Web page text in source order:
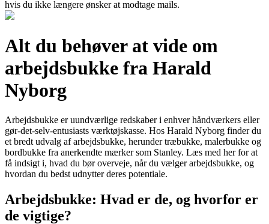
hvis du ikke længere ønsker at modtage mails.
Alt du behøver at vide om
arbejdsbukke fra Harald
Nyborg
Arbejdsbukke er uundværlige redskaber i enhver håndværkers eller
gør-det-selv-entusiasts værktøjskasse. Hos Harald Nyborg finder du
et bredt udvalg af arbejdsbukke, herunder træbukke, malerbukke og
bordbukke fra anerkendte mærker som Stanley. Læs med her for at
få indsigt i, hvad du bør overveje, når du vælger arbejdsbukke, og
hvordan du bedst udnytter deres potentiale.
Arbejdsbukke: Hvad er de, og hvorfor er
de vigtige?